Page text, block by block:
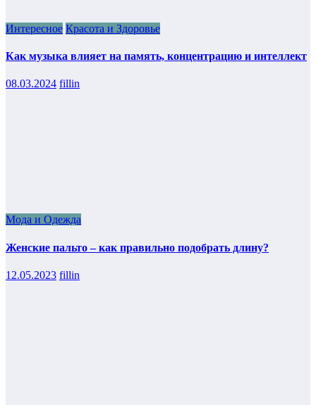
Интересное Красота и Здоровье
Как музыка влияет на память, концентрацию и интеллект
08.03.2024 fillin
Мода и Одежда
Женские пальто – как правильно подобрать длину?
12.05.2023 fillin